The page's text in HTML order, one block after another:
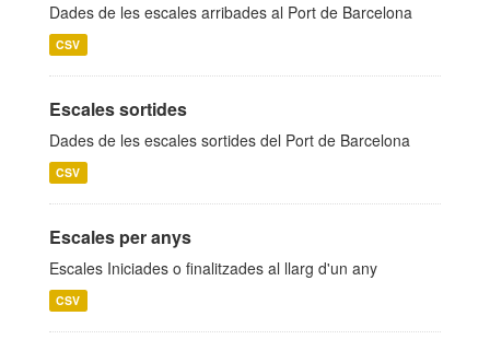
Dades de les escales arribades al Port de Barcelona
CSV
Escales sortides
Dades de les escales sortides del Port de Barcelona
CSV
Escales per anys
Escales Iniciades o finalitzades al llarg d'un any
CSV